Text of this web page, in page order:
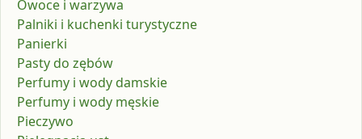
Owoce i warzywa
Palniki i kuchenki turystyczne
Panierki
Pasty do zębów
Perfumy i wody damskie
Perfumy i wody męskie
Pieczywo